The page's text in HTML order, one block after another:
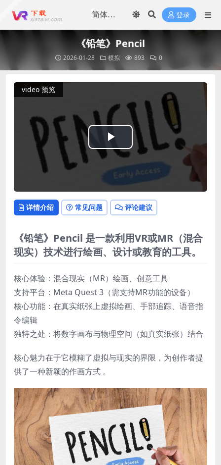
登录
《铅笔》Pencil
2026-01-28 模拟 893 0
video 预览
Play
Video
详情介绍 常见问题 评论建议
《铅笔》Pencil 是一款利用VR或MR（混合
现实）技术进行绘画、设计或教育的工具。
核心体验：混合现实（MR）绘画、创意工具
​支持平台：Meta Quest 3​（需支持MR功能的设备）
​核心功能：在真实纸张上虚拟绘画、手部追踪、语音指
令编辑
​独特之处​：将数字画布与物理空间（如真实纸张）结合
核心魅力在于它模糊了虚拟与现实的界限，为创作者提
供了一种新颖的作画方式 。